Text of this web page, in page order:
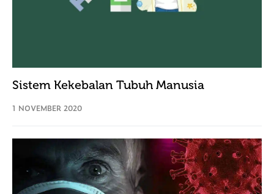
Sistem Kekebalan Tubuh Manusia
1 NOVEMBER 2020